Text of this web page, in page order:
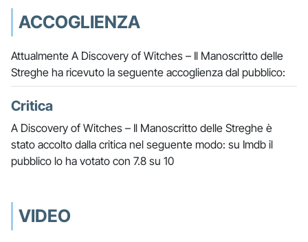
ACCOGLIENZA
Attualmente A Discovery of Witches – Il Manoscritto delle
Streghe ha ricevuto la seguente accoglienza dal pubblico:
Critica
A Discovery of Witches – Il Manoscritto delle Streghe è
stato accolto dalla critica nel seguente modo: su Imdb il
pubblico lo ha votato con 7.8 su 10
VIDEO